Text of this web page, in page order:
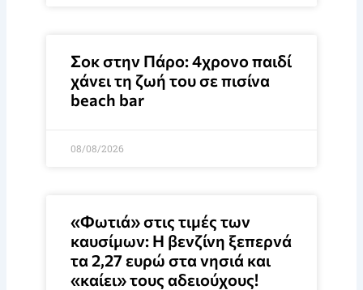
Σοκ στην Πάρο: 4χρονο παιδί
χάνει τη ζωή του σε πισίνα
beach bar
08/08/2026
«Φωτιά» στις τιμές των
καυσίμων: Η βενζίνη ξεπερνά
τα 2,27 ευρώ στα νησιά και
«καίει» τους αδειούχους!